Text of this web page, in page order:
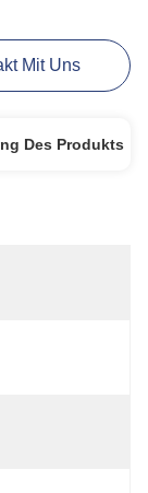
Mit Uns
Des Produkts